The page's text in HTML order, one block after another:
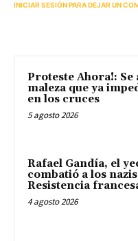
INICIAR SESIÓN PARA DEJAR UN
Proteste Ahora!: Se
maleza que ya
en los cruces
5 agosto 2026
Rafael Gandía, el
combatió a los
Resistencia
4 agosto 2026